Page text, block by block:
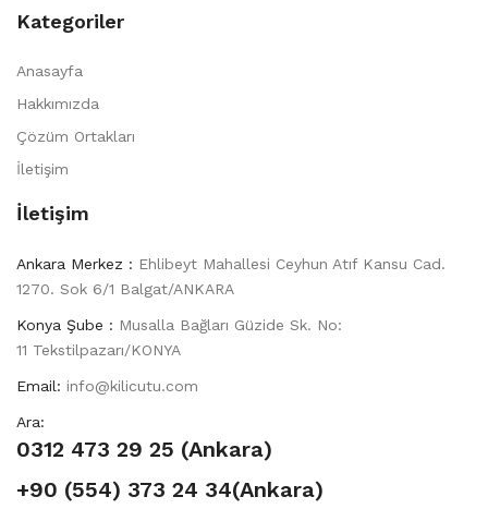
Kategoriler
Anasayfa
Hakkımızda
Çözüm Ortakları
İletişim
İletişim
Ankara Merkez : Ehlibeyt Mahallesi Ceyhun Atıf Kansu Cad.
1270. Sok 6/1 Balgat/ANKARA
Konya Şube : Musalla Bağları Güzide Sk. No:
11 Tekstilpazarı/KONYA
Email: info@kilicutu.com
Ara:
0312 473 29 25 (Ankara)
+90 (554) 373 24 34(Ankara)